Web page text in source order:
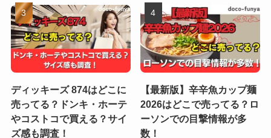
ディッキーズ 874はどこに
売ってる？ドンキ・ホーテ
やコストコで買える？サイ
ズ感も調査！
【最新版】辛辛魚カップ麺
2026はどこで売ってる？ロ
ーソンでの目撃情報が多
数！